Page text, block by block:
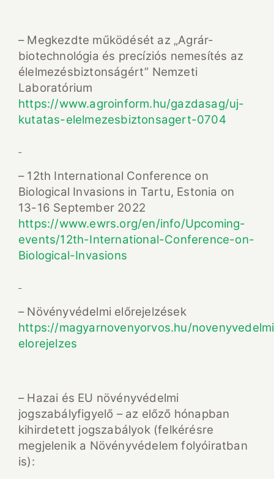
– Megkezdte működését az „Agrár-
biotechnológia és precíziós nemesítés az
élelmezésbiztonságért” Nemzeti
Laboratórium
https://www.agroinform.hu/gazdasag/uj-
kutatas-elelmezesbiztonsagert-0704
– 12th International Conference on
Biological Invasions in Tartu, Estonia on
13-16 September 2022
https://www.ewrs.org/en/info/Upcoming-
events/12th-International-Conference-on-
Biological-Invasions
– Növényvédelmi előrejelzések
https://magyarnovenyorvos.hu/
elorejelzes
– Hazai és EU növényvédelmi
jogszabályfigyelő – az előző hónapban
kihirdetett jogszabályok (felkérésre
megjelenik a Növényvédelem folyóiratban
is):